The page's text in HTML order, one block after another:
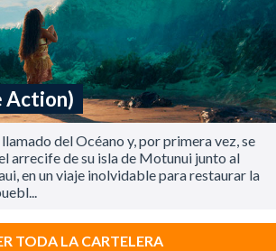
Action)
del Océano y, por primera vez, se
arrecife de su isla de Motunui junto al
en un viaje inolvidable para restaurar la
TODA LA CARTELERA